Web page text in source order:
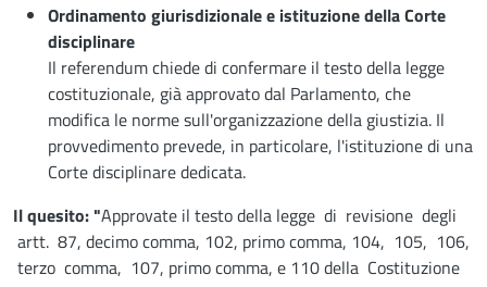
Ordinamento giurisdizionale e istituzione della Corte
disciplinare
Il referendum chiede di confermare il testo della legge
costituzionale, già approvato dal Parlamento, che
modifica le norme sull'organizzazione della giustizia. Il
provvedimento prevede, in particolare, l'istituzione di una
Corte disciplinare dedicata.
Il quesito: "Approvate il testo della legge di revisione degli
artt. 87, decimo comma, 102, primo comma, 104, 105, 106,
terzo comma, 107, primo comma, e 110 della Costituzione